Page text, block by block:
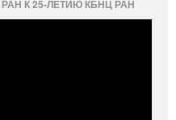
К 25-ЛЕТИЮ КБНЦ РАН